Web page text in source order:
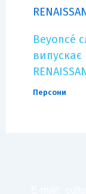
Beyoncé
Персони